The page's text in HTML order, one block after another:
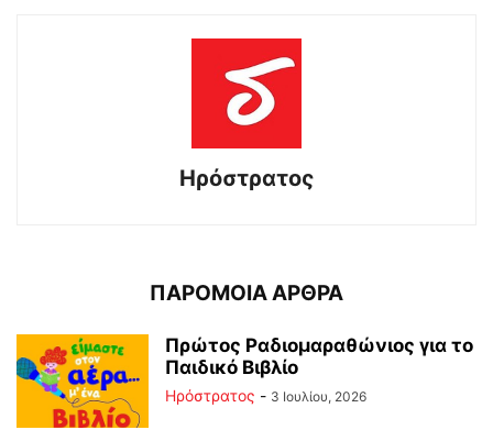
Ηρόστρατος
ΠΑΡΟΜΟΙΑ ΑΡΘΡΑ
Πρώτος Ραδιομαραθώνιος για το
Παιδικό Βιβλίο
Ηρόστρατος - 3 Ιουλίου, 2026